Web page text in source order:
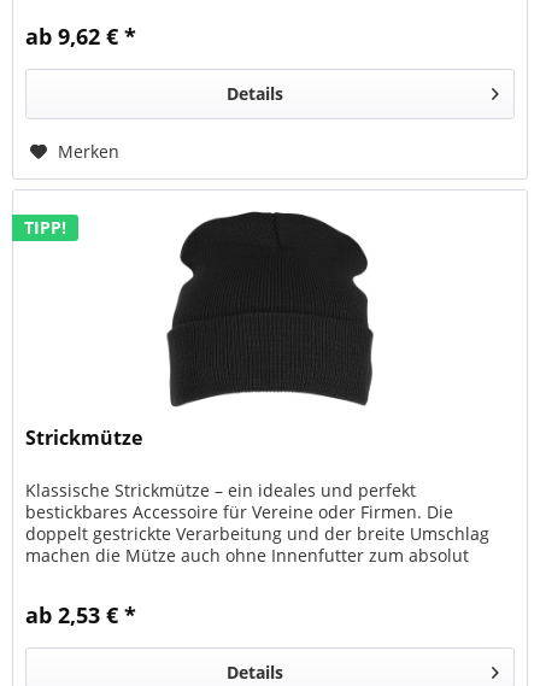
ab 9,62 € *
Details
Merken
TIPP!
Strickmütze
Klassische Strickmütze – ein ideales und perfekt
bestickbares Accessoire für Vereine oder Firmen. Die
doppelt gestrickte Verarbeitung und der breite Umschlag
machen die Mütze auch ohne Innenfutter zum absolut
ab 2,53 € *
Details